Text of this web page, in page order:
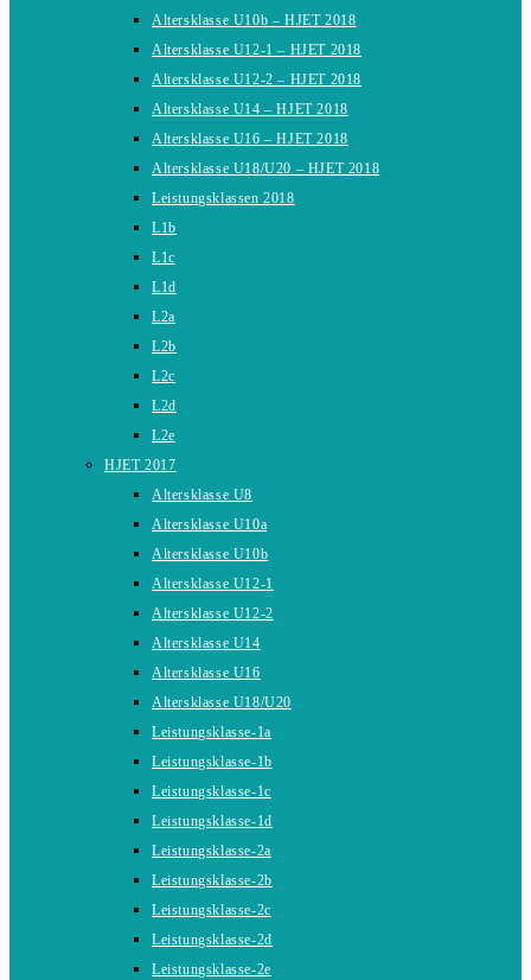
Altersklasse U10b – HJET 2018
Altersklasse U12-1 – HJET 2018
Altersklasse U12-2 – HJET 2018
Altersklasse U14 – HJET 2018
Altersklasse U16 – HJET 2018
Altersklasse U18/U20 – HJET 2018
Leistungsklassen 2018
L1b
L1c
L1d
L2a
L2b
L2c
L2d
L2e
HJET 2017
Altersklasse U8
Altersklasse U10a
Altersklasse U10b
Altersklasse U12-1
Altersklasse U12-2
Altersklasse U14
Altersklasse U16
Altersklasse U18/U20
Leistungsklasse-1a
Leistungsklasse-1b
Leistungsklasse-1c
Leistungsklasse-1d
Leistungsklasse-2a
Leistungsklasse-2b
Leistungsklasse-2c
Leistungsklasse-2d
Leistungsklasse-2e